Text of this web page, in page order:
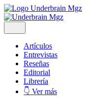
Artículos
Entrevistas
Reseñas
Editorial
Librería
👇 Ver más